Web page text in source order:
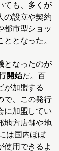
ても、多くが
の設立や契約
都市型ショッ
となった。
となったのが
開始だ。百
が加盟する
で、この発行
に加盟してい
地方店舗や地
は国内ほぼ
使用できるよ